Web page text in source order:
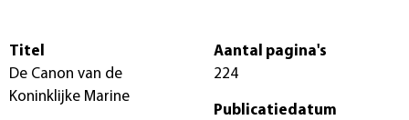
Titel
De Canon van de
Koninklijke Marine
Aantal pagina's
224
Publicatiedatum